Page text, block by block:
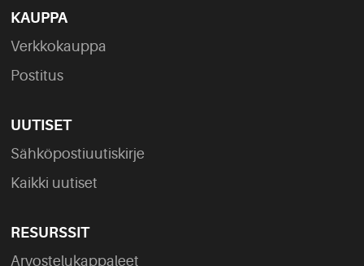
KAUPPA
Verkkokauppa
Postitus
UUTISET
Sähköpostiuutiskirje
Kaikki uutiset
RESURSSIT
Arvostelukappaleet